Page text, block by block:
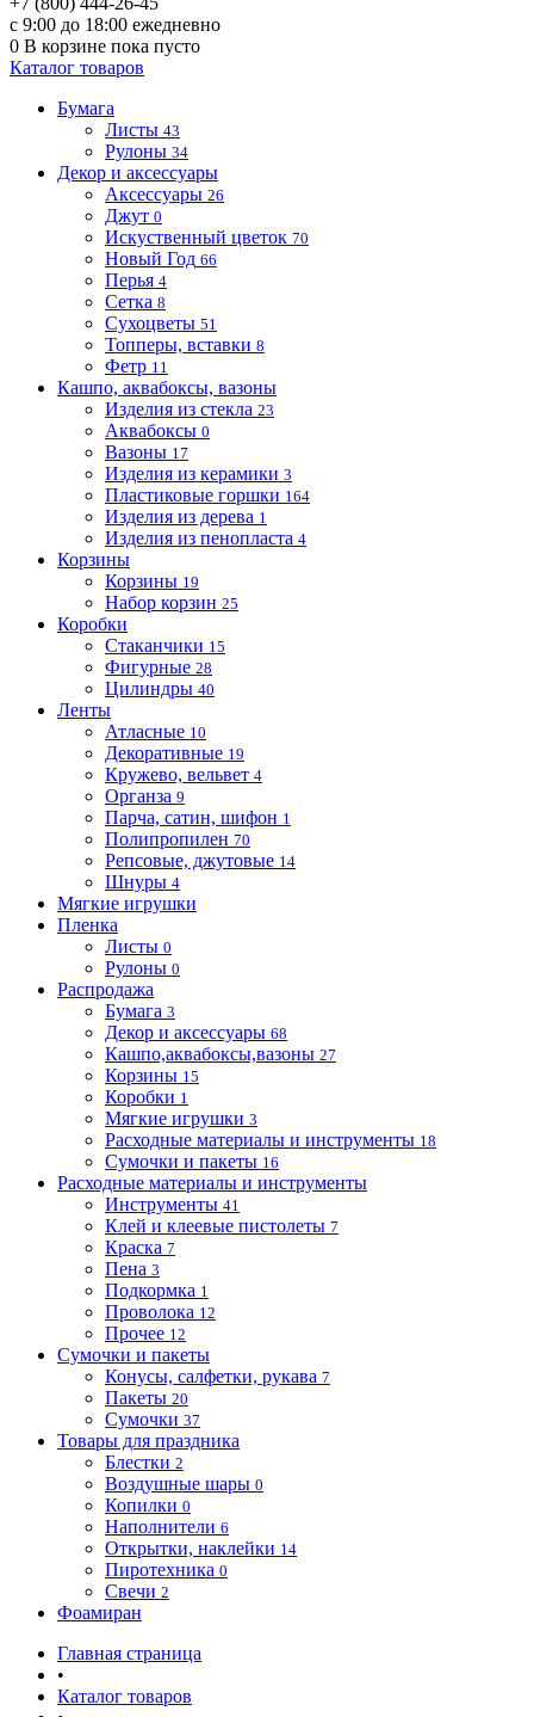
с 9:00 до 18:00 ежедневно
0 В корзине пока пусто
Каталог товаров
Бумага
Листы 43
Рулоны 34
Декор и аксессуары
Аксессуары 26
Джут 0
Искуственный цветок 70
Новый Год 66
Перья 4
Сетка 8
Сухоцветы 51
Топперы, вставки 8
Фетр 11
Кашпо, аквабоксы, вазоны
Изделия из стекла 23
Аквабоксы 0
Вазоны 17
Изделия из керамики 3
Пластиковые горшки 164
Изделия из дерева 1
Изделия из пенопласта 4
Корзины
Корзины 19
Набор корзин 25
Коробки
Стаканчики 15
Фигурные 28
Цилиндры 40
Ленты
Атласные 10
Декоративные 19
Кружево, вельвет 4
Органза 9
Парча, сатин, шифон 1
Полипропилен 70
Репсовые, джутовые 14
Шнуры 4
Мягкие игрушки
Пленка
Листы 0
Рулоны 0
Распродажа
Бумага 3
Декор и аксессуары 68
Кашпо,аквабоксы,вазоны 27
Корзины 15
Коробки 1
Мягкие игрушки 3
Расходные материалы и инструменты 18
Сумочки и пакеты 16
Расходные материалы и инструменты
Инструменты 41
Клей и клеевые пистолеты 7
Краска 7
Пена 3
Подкормка 1
Проволока 12
Прочее 12
Сумочки и пакеты
Конусы, салфетки, рукава 7
Пакеты 20
Сумочки 37
Товары для праздника
Блестки 2
Воздушные шары 0
Копилки 0
Наполнители 6
Открытки, наклейки 14
Пиротехника 0
Свечи 2
Фоамиран
Главная страница
•
Каталог товаров